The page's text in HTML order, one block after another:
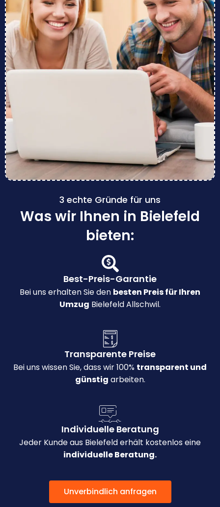
3 echte Gründe für uns
Was wir Ihnen in Bielefeld
bieten:
Best-Preis-Garantie
Bei uns erhalten Sie den besten Preis für Ihren
Umzug Bielefeld Allschwil.
Transparente Preise
Bei uns wissen Sie, dass wir 100% transparent und
günstig arbeiten.
Individuelle Beratung
Jeder Kunde aus Bielefeld erhält kostenlos eine
individuelle Beratung.
Unverbindlich anfragen